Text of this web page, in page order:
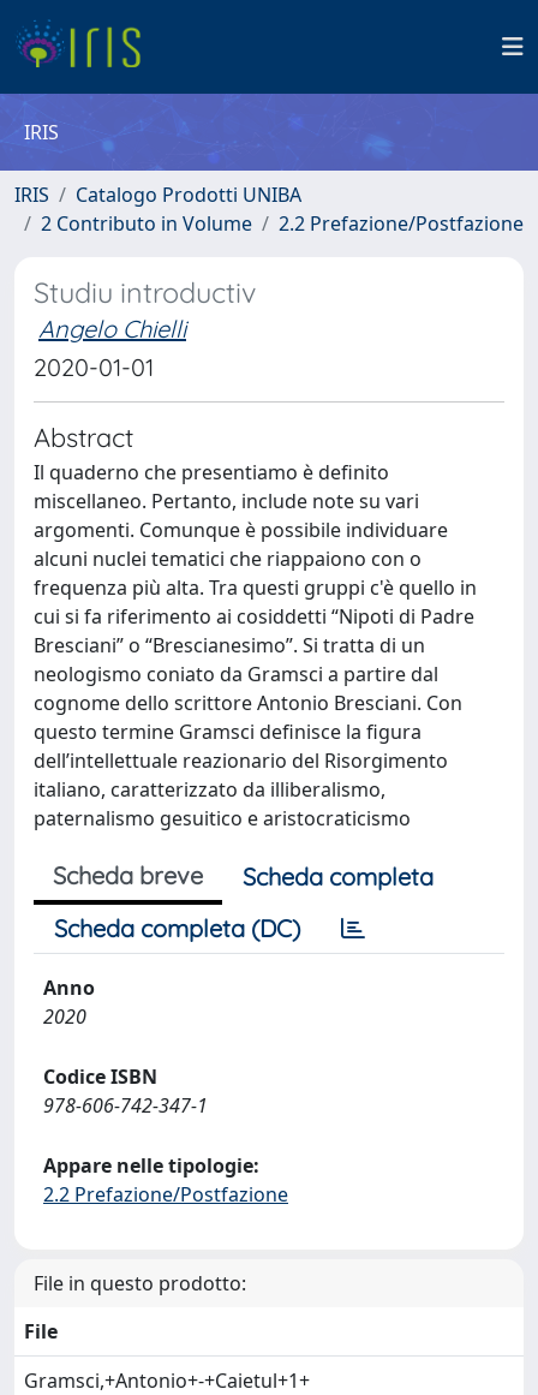
IRIS
IRIS
Catalogo Prodotti UNIBA
2 Contributo in Volume
2.2 Prefazione/Postfazione
Studiu introductiv
Angelo Chielli
2020-01-01
Abstract
Il quaderno che presentiamo è definito
miscellaneo. Pertanto, include note su vari
argomenti. Comunque è possibile individuare
alcuni nuclei tematici che riappaiono con o
frequenza più alta. Tra questi gruppi c'è quello in
cui si fa riferimento ai cosiddetti “Nipoti di Padre
Bresciani” o “Brescianesimo”. Si tratta di un
neologismo coniato da Gramsci a partire dal
cognome dello scrittore Antonio Bresciani. Con
questo termine Gramsci definisce la figura
dell’intellettuale reazionario del Risorgimento
italiano, caratterizzato da illiberalismo,
paternalismo gesuitico e aristocraticismo
Scheda breve
Scheda completa
Scheda completa (DC)
Anno
2020
Codice ISBN
978-606-742-347-1
Appare nelle tipologie:
2.2 Prefazione/Postfazione
File in questo prodotto:
File
Gramsci,+Antonio+-+Caietul+1+